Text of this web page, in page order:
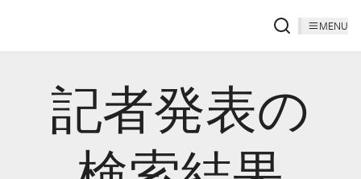
MENU
記者発表の